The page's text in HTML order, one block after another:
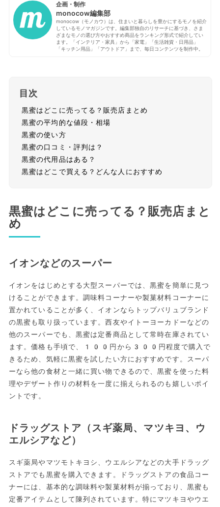
企画・制作
monocow編集部
monocow（モノカウ）は、住まいと暮らしを豊かにするモノを紹介
しているモノマガジンです。編集部独自のリサーチに基づき、さま
ざまなモノの選び方やおすすめ商品をランキング形式で紹介してい
ます。「インテリア・家具」から「家電」「生活雑貨・日用品」
「キッチン用品」「アウトドア」まで、毎日コンテンツを制作中。
目次
黒蜜はどこに売ってる？販売店まとめ
黒蜜の平均的な値段・相場
黒蜜の使い方
黒蜜の口コミ・評判は？
黒蜜の代用品はある？
黒蜜はどこで買える？どんな人におすすめ
黒蜜はどこに売ってる？販売店まと
め
イオンなどのスーパー
イオンをはじめとする大型スーパーでは、黒蜜を簡単に見つ
けることができます。調味料コーナーや製菓材料コーナーに
置かれていることが多く、イオンならトップバリュブランド
の黒蜜も取り扱っています。西友やイトーヨーカドーなどの
他のスーパーでも、黒蜜は定番商品として常時在庫されてい
ます。価格も手頃で、100円から300円程度で購入で
きるため、気軽に黒蜜を試したい方におすすめです。スーパ
ーなら他の食材と一緒に買い物できるので、黒蜜を使った料
理やデザート作りの材料を一度に揃えられるのも嬉しいポイ
ントです。
ドラッグストア（スギ薬局、マツキヨ、ウ
エルシアなど）
スギ薬局やマツモトキヨシ、ウエルシアなどの大手ドラッグ
ストアでも黒蜜を購入できます。ドラッグストアの食品コー
ナーには、基本的な調味料や製菓材料が揃っており、黒蜜も
定番アイテムとして陳列されています。特にマツキヨやウエ